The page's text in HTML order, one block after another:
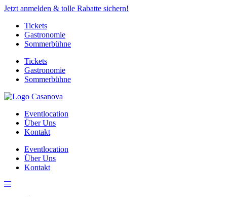
Jetzt anmelden & tolle Rabatte sichern!
Tickets
Gastronomie
Sommerbühne
Tickets
Gastronomie
Sommerbühne
Eventlocation
Über Uns
Kontakt
Eventlocation
Über Uns
Kontakt